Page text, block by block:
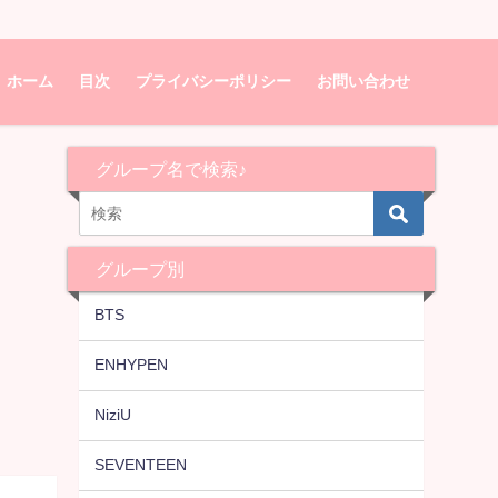
ホーム 目次 プライバシーポリシー お問い合わせ
グループ名で検索♪
グループ別
BTS
ENHYPEN
NiziU
SEVENTEEN